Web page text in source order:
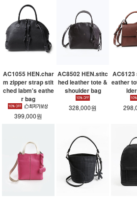
AC1055 HEN.char
m zipper strap stit
ched labm's eathe
r bag
399,000원
AC8502 HEN.stitc
hed leather tote &
shoulder bag
328,000원
eather